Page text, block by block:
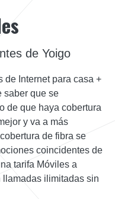
de Yoigo
de Internet para casa +
saber que se
de que haya cobertura
y va a más
de fibra se
coincidentes de
tarifa Móviles a
ilimitadas sin